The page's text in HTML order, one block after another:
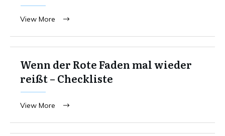
View More
Wenn der Rote Faden mal wieder
reißt – Checkliste
View More